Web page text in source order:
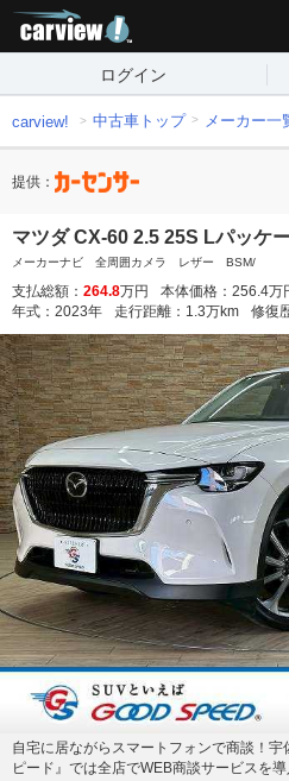
ログイン
carview! 中古車トップ メーカー一
提供：
マツダ CX-60 2.5 25S Lパッケ
メーカーナビ 全周囲カメラ レザー BSM/
支払総額： 264.8万円 本体価格： 256.4万
年式： 2023年 走行距離： 1.3万km 修復
自宅に居ながらスマートフォンで商談！
ピード』では全店でWEB商談サービスを